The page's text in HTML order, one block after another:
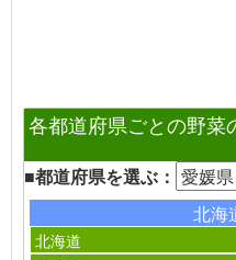
各都道府県ごとの野菜
■都道府県を選ぶ：
北海
北海道